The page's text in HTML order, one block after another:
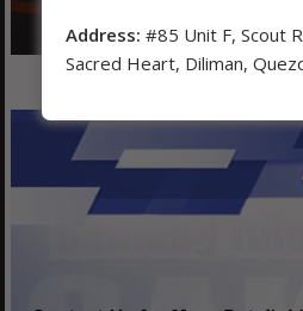
Address: #85 Unit F, Scout
Sacred Heart, Diliman,